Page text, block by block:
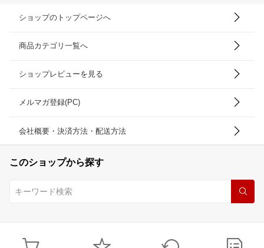
ショップのトップページへ
商品カテゴリ一覧へ
ショップレビューを見る
メルマガ登録(PC)
会社概要・決済方法・配送方法
このショップから探す